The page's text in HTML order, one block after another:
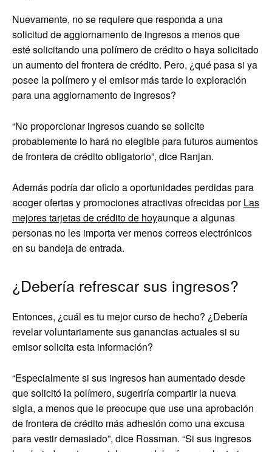
Nuevamente, no se requiere que responda a una
solicitud de aggiornamento de ingresos a menos que
esté solicitando una polímero de crédito o haya solicitado
un aumento del frontera de crédito. Pero, ¿qué pasa si ya
posee la polímero y el emisor más tarde lo exploración
para una aggiornamento de ingresos?
“No proporcionar ingresos cuando se solicite
probablemente lo hará no elegible para futuros aumentos
de frontera de crédito obligatorio”, dice Ranjan.
Además podría dar oficio a oportunidades perdidas para
acoger ofertas y promociones atractivas ofrecidas porLas
mejores tarjetas de crédito de hoyaunque a algunas
personas no les importa ver menos correos electrónicos
en su bandeja de entrada.
¿Debería refrescar sus ingresos?
Entonces, ¿cuál es tu mejor curso de hecho? ¿Debería
revelar voluntariamente sus ganancias actuales si su
emisor solicita esta información?
“Especialmente si sus ingresos han aumentado desde
que solicitó la polímero, sugeriría compartir la nueva
sigla, a menos que le preocupe que use una aprobación
de frontera de crédito más adhesión como una excusa
para vestir demasiado”, dice Rossman. “Si sus ingresos